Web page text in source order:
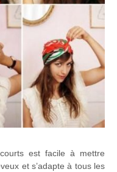
est facile à mettre
et s’adapte à tous les